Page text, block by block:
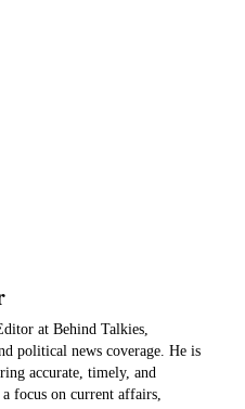
at Behind Talkies,
political news coverage. He is
accurate, timely, and
focus on current affairs,